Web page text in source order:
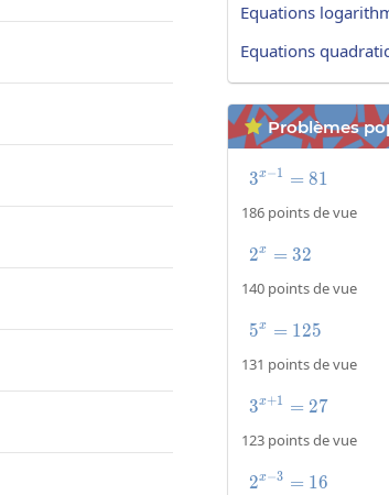
Equations
Equations
 Problèmes
3^{x-1}=81
3x−1 = 81
186 points de vue
2^x=32
2x = 32
140 points de vue
5^x=125
5x = 125
131 points de vue
3^{x+1}=27
3x+1 = 27
123 points de vue
2^{x-3}=16
2x−3 = 16